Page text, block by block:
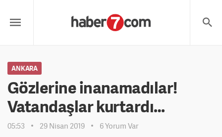
ANKARA
Gözlerine inanamadılar!
Vatandaşlar kurtardı…
05:53 29 Nisan 2019 6 Yorum Var